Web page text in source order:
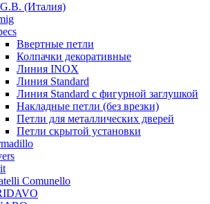
(Италия)
Ввертные петли
Колпачки декоративные
Линия INOX
Линия Standard
Линия Standard с фигурной заглушкой
Накладные петли (без врезки)
Петли для металлических дверей
Петли скрытой установки
Comunello